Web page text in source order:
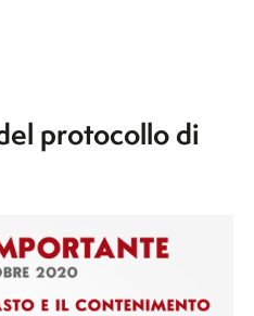
protocollo di